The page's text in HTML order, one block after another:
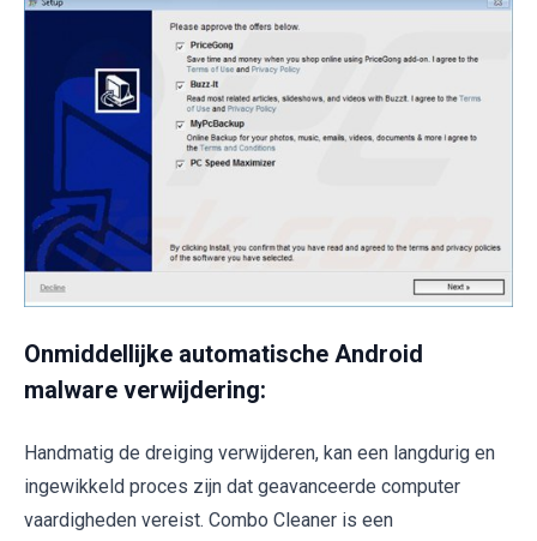
Onmiddellijke automatische Android
malware verwijdering:
Handmatig de dreiging verwijderen, kan een langdurig en
ingewikkeld proces zijn dat geavanceerde computer
vaardigheden vereist. Combo Cleaner is een